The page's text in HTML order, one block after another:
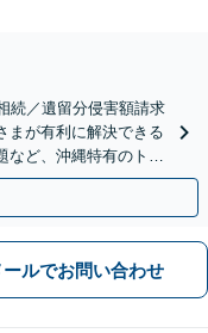
続／遺留分侵害額請求
まが有利に解決できる
など、沖縄特有のトラ
ールでお問い合わせ